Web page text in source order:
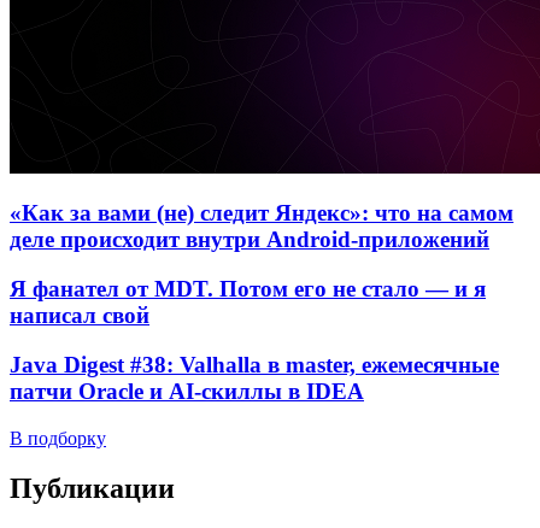
«Как за вами (не) следит Яндекс»: что на самом
деле происходит внутри Android-приложений
Я фанател от MDT. Потом его не стало — и я
написал свой
Java Digest #38: Valhalla в master, ежемесячные
патчи Oracle и AI-скиллы в IDEA
В подборку
Публикации